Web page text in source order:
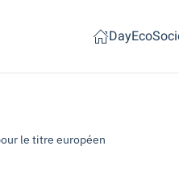
DayEco
le titre européen